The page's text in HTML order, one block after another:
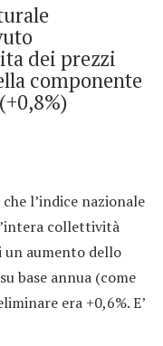
dei prezzi
componente
l’indice nazionale
collettività
un aumento dello
base annua (come
era +0,6%. E’